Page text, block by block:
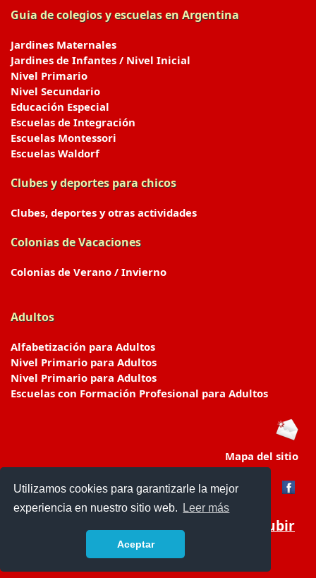
Utilizamos cookies para garantizarle la mejor
experiencia en nuestro sitio web.
Leer más
Aceptar
Guia de colegios y escuelas en Argentina
Jardines Maternales
Jardines de Infantes / Nivel Inicial
Nivel Primario
Nivel Secundario
Educación Especial
Escuelas de Integración
Escuelas Montessori
Escuelas Waldorf
Clubes y deportes para chicos
Clubes, deportes y otras actividades
Colonias de Vacaciones
Colonias de Verano / Invierno
Adultos
Alfabetización para Adultos
Nivel Primario para Adultos
Nivel Primario para Adultos
Escuelas con Formación Profesional para Adultos
Mapa del sitio
Subir